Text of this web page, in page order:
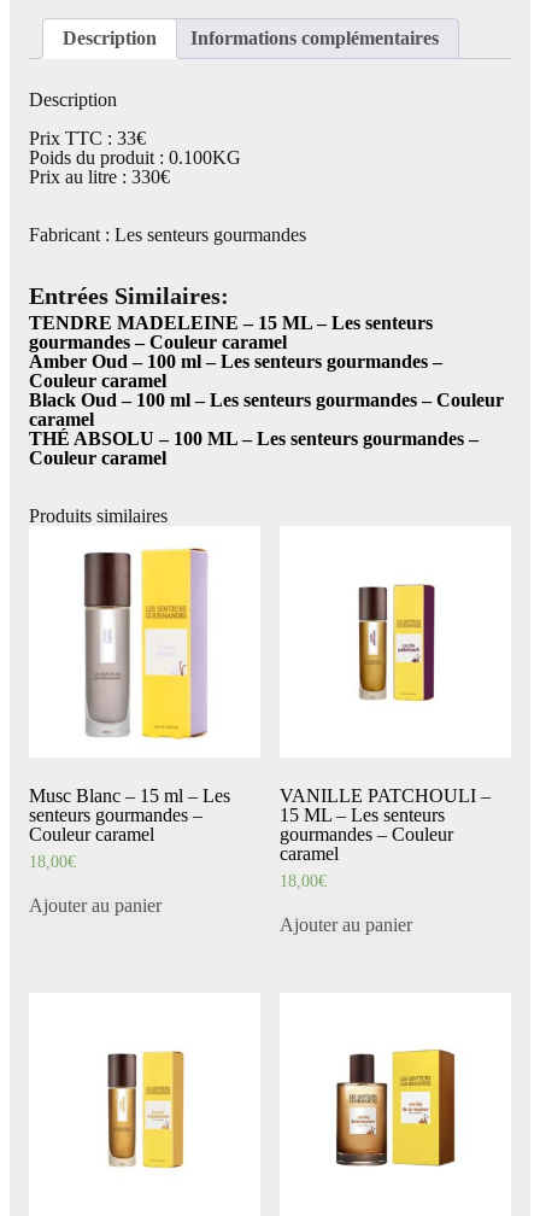
Description Informations complémentaires
Description
Prix TTC : 33€
Poids du produit : 0.100KG
Prix au litre : 330€
Fabricant : Les senteurs gourmandes
Entrées Similaires:
TENDRE MADELEINE – 15 ML – Les senteurs
gourmandes – Couleur caramel
Amber Oud – 100 ml – Les senteurs gourmandes –
Couleur caramel
Black Oud – 100 ml – Les senteurs gourmandes – Couleur
caramel
THÉ ABSOLU – 100 ML – Les senteurs gourmandes –
Couleur caramel
Produits similaires
Musc Blanc – 15 ml – Les
senteurs gourmandes –
Couleur caramel
18,00€
Ajouter au panier
VANILLE PATCHOULI –
15 ML – Les senteurs
gourmandes – Couleur
caramel
18,00€
Ajouter au panier